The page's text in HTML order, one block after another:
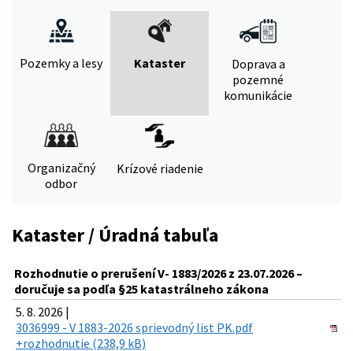
Pozemky a lesy Kataster
Doprava a
pozemné
komunikácie
Organizačný
odbor
Krízové riadenie
Kataster / Úradná tabuľa
Rozhodnutie o prerušení V- 1883/2026 z 23.07.2026 –
doručuje sa podľa §25 katastrálneho zákona
5. 8. 2026 |
3036999 - V 1883-2026 sprievodný list PK.pdf
+rozhodnutie (238,9 kB)